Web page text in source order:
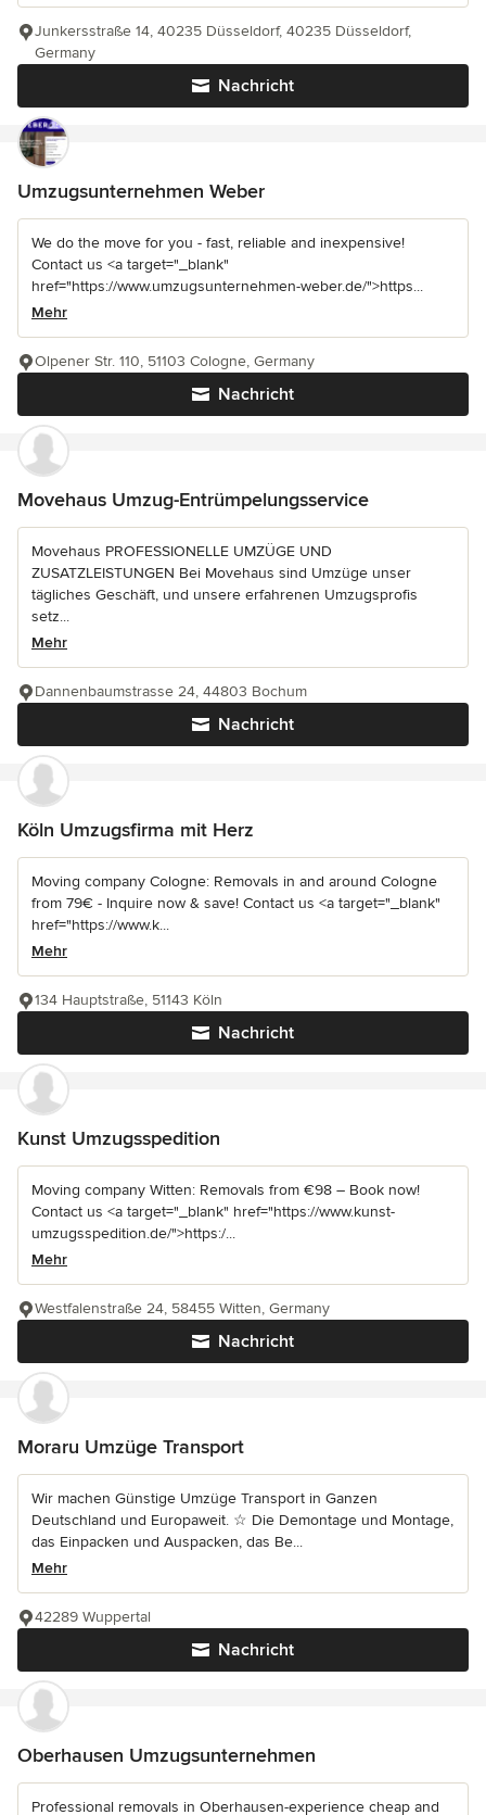
Nachricht
Junkersstraße 14, 40235 Düsseldorf, 40235 Düsseldorf,
Germany
Umzugsunternehmen Weber
We do the move for you - fast, reliable and inexpensive!
Contact us <a target="_blank"
href="https://www.umzugsunternehmen-weber.de/">https...
Mehr
Nachricht
Olpener Str. 110, 51103 Cologne, Germany
Movehaus Umzug-Entrümpelungsservice
Movehaus PROFESSIONELLE UMZÜGE UND
ZUSATZLEISTUNGEN Bei Movehaus sind Umzüge unser
tägliches Geschäft, und unsere erfahrenen Umzugsprofis
setz...
Mehr
Nachricht
Dannenbaumstrasse 24, 44803 Bochum
Köln Umzugsfirma mit Herz
Moving company Cologne: Removals in and around Cologne
from 79€ - Inquire now & save! Contact us <a target="_blank"
href="https://www.k...
Mehr
Nachricht
134 Hauptstraße, 51143 Köln
Kunst Umzugsspedition
Moving company Witten: Removals from €98 – Book now!
Contact us <a target="_blank" href="https://www.kunst-
umzugsspedition.de/">https:/...
Mehr
Nachricht
Westfalenstraße 24, 58455 Witten, Germany
Moraru Umzüge Transport
Wir machen Günstige Umzüge Transport in Ganzen
Deutschland und Europaweit. ☆ Die Demontage und Montage,
das Einpacken und Auspacken, das Be...
Mehr
Nachricht
42289 Wuppertal
Oberhausen Umzugsunternehmen
Professional removals in Oberhausen-experience cheap and